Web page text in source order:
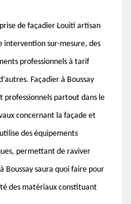
de façadier Louiti artisan
intervention sur-mesure, des
professionnels à tarif
Façadier à Boussay
professionnels partout dans le
concernant la façade et
des équipements
permettant de raviver
Boussay saura quoi faire pour
des matériaux constituant